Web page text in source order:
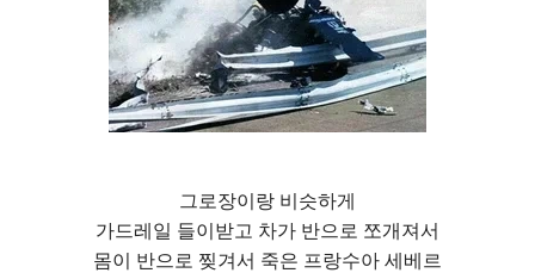
그로장이랑 비슷하게
가드레일 들이받고 차가 반으로 쪼개져서
몸이 반으로 찢겨서 죽은 프랑수아 세베르